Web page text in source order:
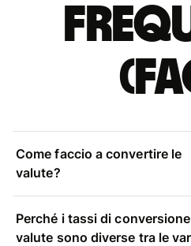
Come faccio a convertire le
valute?
Perché i tassi di
valute sono diverse tra le